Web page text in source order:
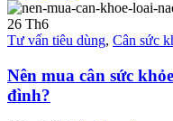
26 Th6
Tư vấn tiêu dùng, Cân sức
Nên mua cân sức
đình?